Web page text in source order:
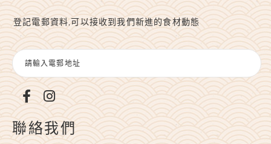
登記電郵資料,可以接收到我們新進的食材動態
聯絡我們